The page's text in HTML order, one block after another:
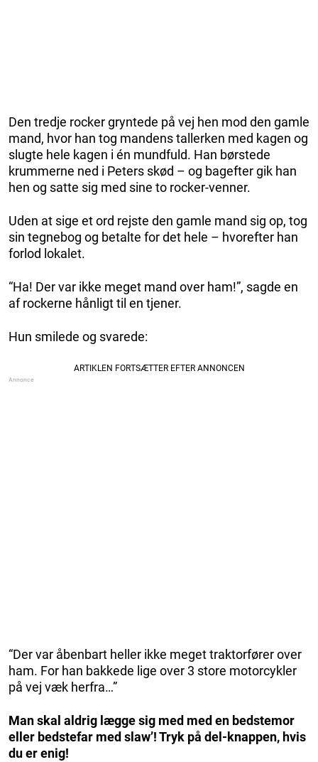
Den tredje rocker gryntede på vej hen mod den gamle
mand, hvor han tog mandens tallerken med kagen og
slugte hele kagen i én mundfuld. Han børstede
krummerne ned i Peters skød – og bagefter gik han
hen og satte sig med sine to rocker-venner.
Uden at sige et ord rejste den gamle mand sig op, tog
sin tegnebog og betalte for det hele – hvorefter han
forlod lokalet.
“Ha! Der var ikke meget mand over ham!”, sagde en
af rockerne hånligt til en tjener.
Hun smilede og svarede:
“Der var åbenbart heller ikke meget traktorfører over
ham. For han bakkede lige over 3 store motorcykler
på vej væk herfra…”
Man skal aldrig lægge sig med med en bedstemor
eller bedstefar med slaw’! Tryk på del-knappen, hvis
du er enig!